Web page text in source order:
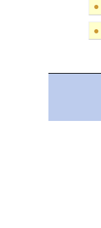
●
●